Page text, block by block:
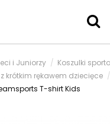
i Juniorzy
Koszulki
z krótkim rękawem dziecięce
T-shirt Kids